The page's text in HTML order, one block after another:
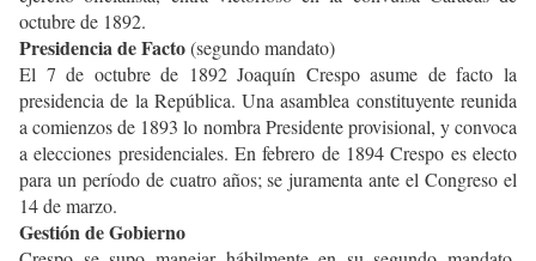
octubre de 1892.
Presidencia de Facto(segundo mandato)
El 7 de octubre de 1892 Joaquín Crespo asume de facto la
presidencia de la República. Una asamblea constituyente reunida
a comienzos de 1893 lo nombra Presidente provisional, y convoca
a elecciones presidenciales. En febrero de 1894 Crespo es electo
para un período de cuatro años; se juramenta ante el Congreso el
14 de marzo.
Gestión de Gobierno